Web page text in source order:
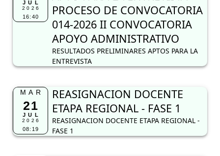
JUL
2026
16:40
PROCESO DE CONVOCATORIA
014-2026 II CONVOCATORIA
APOYO ADMINISTRATIVO
RESULTADOS PRELIMINARES APTOS PARA LA
ENTREVISTA
MAR
21
JUL
2026
08:19
REASIGNACION DOCENTE
ETAPA REGIONAL - FASE 1
REASIGNACION DOCENTE ETAPA REGIONAL -
FASE 1